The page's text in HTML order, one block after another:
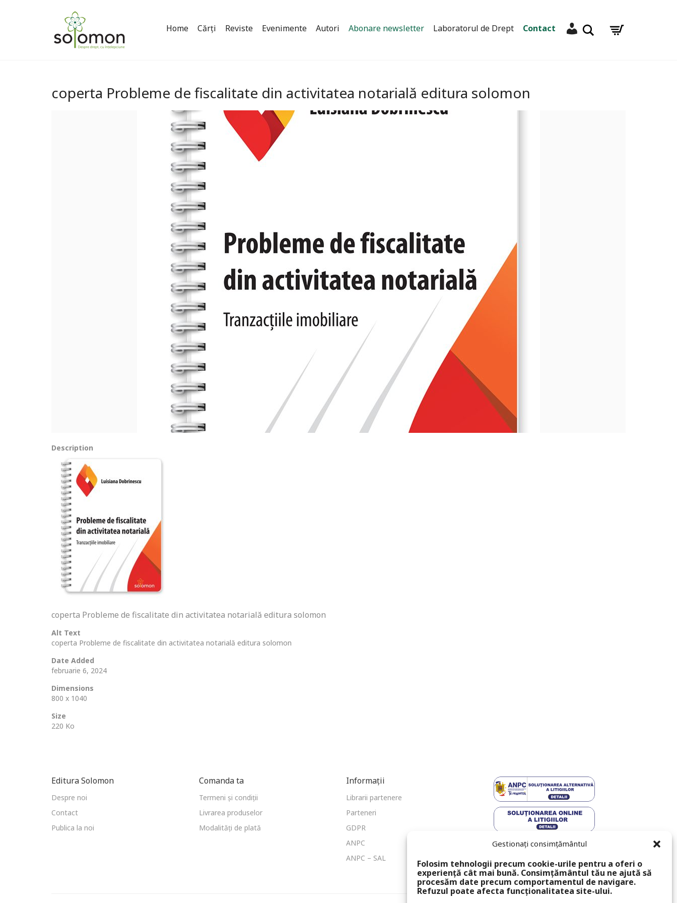
Gestionați consimțământul
Folosim tehnologii precum cookie-urile pentru a oferi o
experiență cât mai bună. Consimțământul tău ne ajută să
procesăm date precum comportamentul de navigare.
Refuzul poate afecta funcționalitatea site-ului.
Home Cărți Reviste Evenimente Autori Abonare newsletter Laboratorul de Drept Contact Contul meuCaută
coperta Probleme de fiscalitate din activitatea notarială editura solomon
Description
coperta Probleme de fiscalitate din activitatea notarială editura solomon
Alt Text
coperta Probleme de fiscalitate din activitatea notarială editura solomon
Date Added
februarie 6, 2024
Dimensions
800 x 1040
Size
220 Ko
Editura Solomon
Despre noi
Contact
Publica la noi
Comanda ta
Termeni și condiții
Livrarea produselor
Modalități de plată
Informații
Librarii partenere
Parteneri
GDPR
ANPC
ANPC – SAL